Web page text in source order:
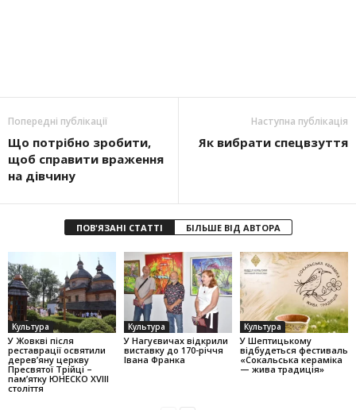
Попередні публікації
Що потрібно зробити,
щоб справити враження
на дівчину
Наступна публікація
Як вибрати спецвзуття
ПОВ'ЯЗАНІ СТАТТІ БІЛЬШЕ ВІД АВТОРА
Культура
У Жовкві після
реставрації освятили
дерев’яну церкву
Пресвятої Трійці –
пам’ятку ЮНЕСКО XVIII
століття
Культура
У Нагуєвичах відкрили
виставку до 170-річчя
Івана Франка
Культура
У Шептицькому
відбудеться фестиваль
«Сокальська кераміка
— жива традиція»